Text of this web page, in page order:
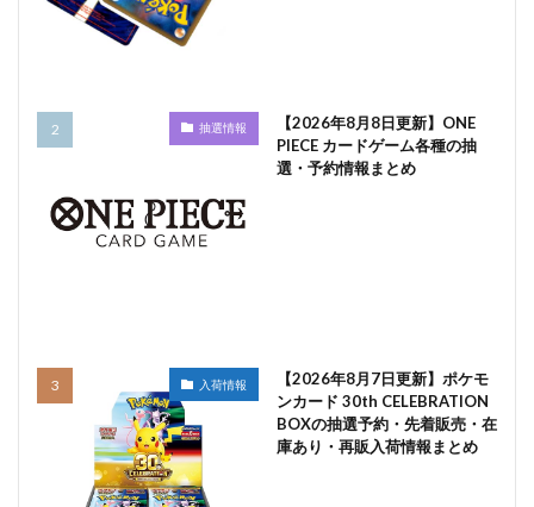
抽選情報
【2026年8月8日更新】ONE
PIECE カードゲーム各種の抽
選・予約情報まとめ
入荷情報
【2026年8月7日更新】ポケモ
ンカード 30th CELEBRATION
BOXの抽選予約・先着販売・在
庫あり・再販入荷情報まとめ